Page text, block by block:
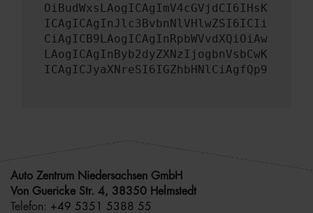
OiBudWxsLAogICAgImV4cGVjdCI6IHsK
ICAgICAgInJlc3BvbnNlVHlwZSI6ICIi
CiAgICB9LAogICAgInRpbWVvdXQiOiAw
LAogICAgInByb2dyZXNzIjogbnVsbCwK
ICAgICJyaXNreSI6IGZhbHNlCiAgfQp9
Auto Zentrum Niedersachsen GmbH
Von Guericke Str. 4, 38350 Helmstedt
Telefon: +49 5351 5388 55